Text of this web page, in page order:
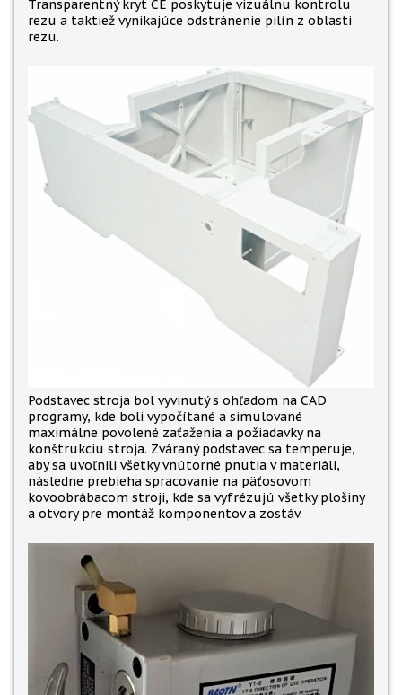
Transparentný kryt CE poskytuje vizuálnu kontrolu
rezu a taktiež vynikajúce odstránenie pilín z oblasti
rezu.
Podstavec stroja bol vyvinutý s ohľadom na CAD
programy, kde boli vypočítané a simulované
maximálne povolené zaťaženia a požiadavky na
konštrukciu stroja. Zváraný podstavec sa temperuje,
aby sa uvoľnili všetky vnútorné pnutia v materiáli,
následne prebieha spracovanie na päťosovom
kovoobrábacom stroji, kde sa vyfrézujú všetky plošiny
a otvory pre montáž komponentov a zostáv.